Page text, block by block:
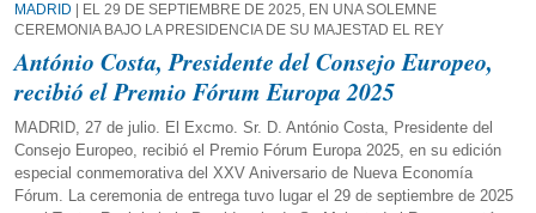
MADRID | EL 29 DE SEPTIEMBRE DE 2025, EN UNA SOLEMNE
CEREMONIA BAJO LA PRESIDENCIA DE SU MAJESTAD EL REY
António Costa, Presidente del Consejo Europeo,
recibió el Premio Fórum Europa 2025
MADRID, 27 de julio. El Excmo. Sr. D. António Costa, Presidente del
Consejo Europeo, recibió el Premio Fórum Europa 2025, en su edición
especial conmemorativa del XXV Aniversario de Nueva Economía
Fórum. La ceremonia de entrega tuvo lugar el 29 de septiembre de 2025